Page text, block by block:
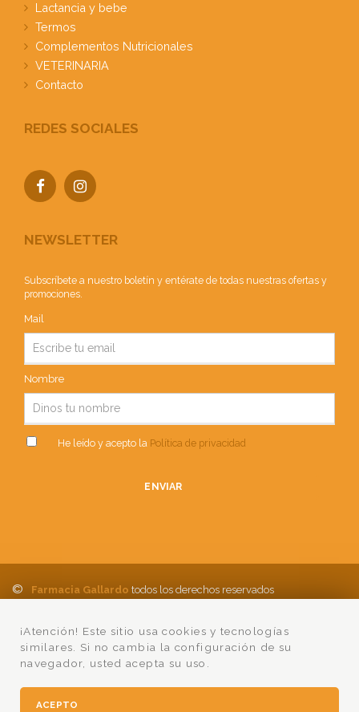
¡Atención! Este sitio usa cookies y tecnologías
similares. Si no cambia la configuración de su
navegador, usted acepta su uso.
ACEPTO
Lactancia y bebe
Termos
Complementos Nutricionales
VETERINARIA
Contacto
REDES SOCIALES
NEWSLETTER
Subscríbete a nuestro boletín y entérate de todas nuestras ofertas y
promociones.
Mail
Nombre
He leído y acepto la Política de privacidad
ENVIAR
© Farmacia Gallardo todos los derechos reservados
Condiciones Compra
Lumedia